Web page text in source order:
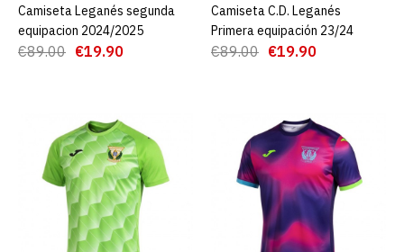
€89.00 €19.90
ADD TO WISHLIST
Camiseta C.D. Leganés
Primera equipación 23/24
AGREGAR AL CARRO
Camiseta Leganés segunda
equipacion 2024/2025
€89.00 €19.90
AGREGAR AL CARRO
Camiseta C.D. Leganés
Primera equipación 23/24
€89.00 €19.90